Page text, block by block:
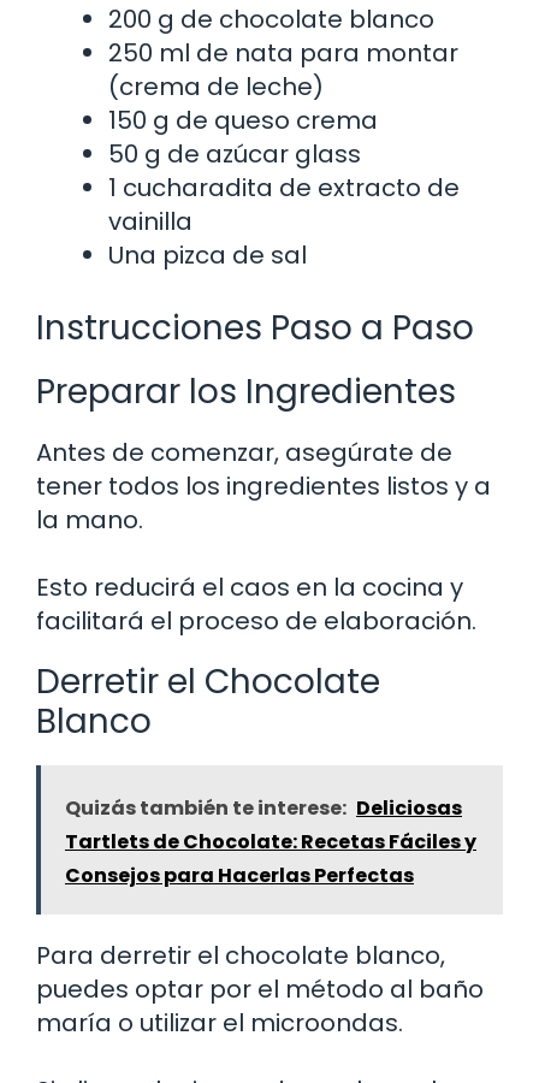
200 g de chocolate blanco
250 ml de nata para montar
(crema de leche)
150 g de queso crema
50 g de azúcar glass
1 cucharadita de extracto de
vainilla
Una pizca de sal
Instrucciones Paso a Paso
Preparar los Ingredientes
Antes de comenzar, asegúrate de
tener todos los ingredientes listos y a
la mano.
Esto reducirá el caos en la cocina y
facilitará el proceso de elaboración.
Derretir el Chocolate
Blanco
Quizás también te interese: Deliciosas
Tartlets de Chocolate: Recetas Fáciles y
Consejos para Hacerlas Perfectas
Para derretir el chocolate blanco,
puedes optar por el método al baño
maría o utilizar el microondas.